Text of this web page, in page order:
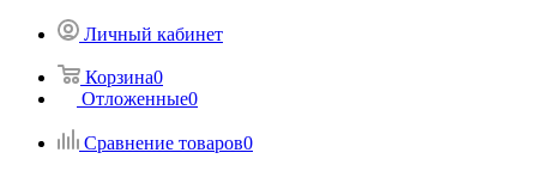
Личный кабинет
Корзина0
Отложенные0
Сравнение товаров0